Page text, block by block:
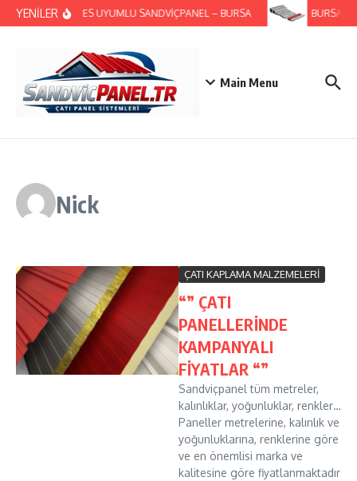
İçeriğe atla
YENİLER GES UYUMLU SANDVİÇPANEL – BURSA BURSA
Main Menu
Nick
ÇATI KAPLAMA MALZEMELERİ
“” ÇATI
PANELLERİNDE
KAMPANYALI
FİYATLAR “”
Sandviçpanel tüm metreler,
kalınlıklar, yoğunluklar, renkler…
Paneller metrelerine, kalınlık ve
yoğunluklarına, renklerine göre
ve en önemlisi marka ve
kalitesine göre fiyatlanmaktadır